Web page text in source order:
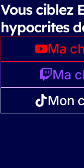
Vous ciblez
hypocrites
Ma
Ma
Mon